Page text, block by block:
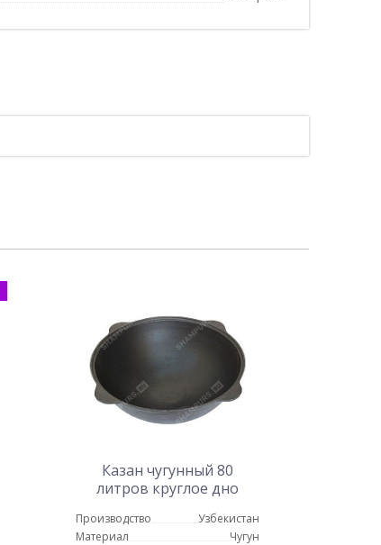
Казан чугунный 80
литров круглое дно
Производство
Узбекистан
Материал
Чугун